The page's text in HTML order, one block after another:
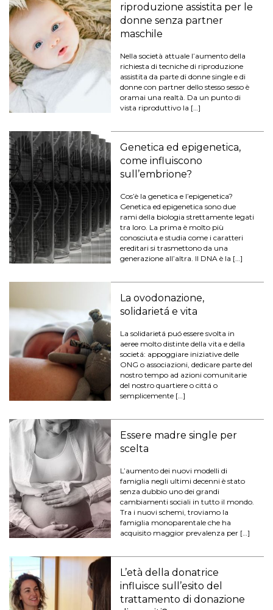
riproduzione assistita per le
donne senza partner
maschile
Nella società attuale l’aumento della
richiesta di tecniche di riproduzione
assistita da parte di donne single e di
donne con partner dello stesso sesso è
oramai una realtà. Da un punto di
vista riproduttivo la […]
Genetica ed epigenetica,
come influiscono
sull’embrione?
Cos’è la genetica e l’epigenetica?
Genetica ed epigenetica sono due
rami della biologia strettamente legati
tra loro. La prima è molto più
conosciuta e studia come i caratteri
ereditari si trasmettono da una
generazione all’altra. Il DNA è la […]
La ovodonazione,
solidarietá e vita
La solidarietá puó essere svolta in
aeree molto distinte della vita e della
societá: appoggiare iniziative delle
ONG o associazioni, dedicare parte del
nostro tempo ad azioni comunitarie
del nostro quartiere o cittá o
semplicemente […]
Essere madre single per
scelta
L’aumento dei nuovi modelli di
famiglia negli ultimi decenni è stato
senza dubbio uno dei grandi
cambiamenti sociali in tutto il mondo.
Tra i nuovi schemi, troviamo la
famiglia monoparentale che ha
acquisito maggior prevalenza per […]
L’età della donatrice
influisce sull’esito del
trattamento di donazione